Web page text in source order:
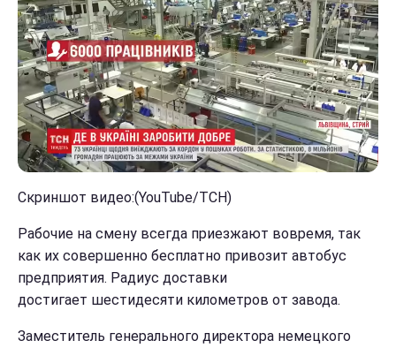
Скриншот видео:(YouTube/ТСН)
Рабочие на смену всегда приезжают вовремя, так
как их совершенно бесплатно привозит автобус
предприятия. Радиус доставки
достигает шестидесяти километров от завода.
Заместитель генерального директора немецкого